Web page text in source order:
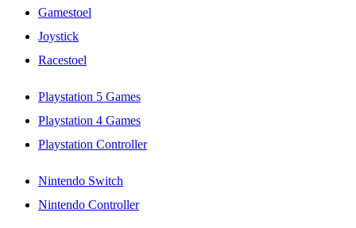
Gamestoel
Joystick
Racestoel
Playstation 5 Games
Playstation 4 Games
Playstation Controller
Nintendo Switch
Nintendo Controller